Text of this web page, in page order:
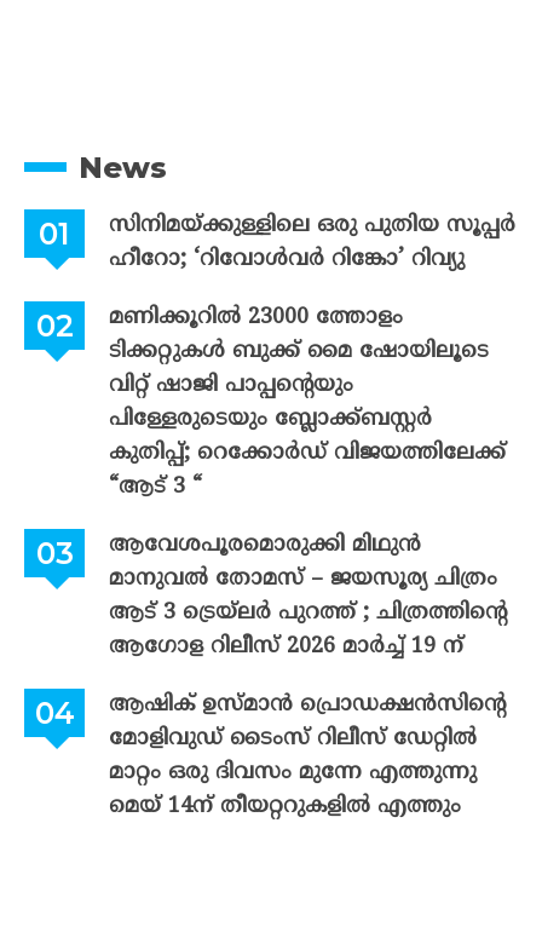
News
സിനിമയ്ക്കുള്ളിലെ ഒരു പുതിയ സൂപ്പർ
ഹീറോ; ‘റിവോൾവർ റിങ്കോ’ റിവ്യു
മണിക്കൂറിൽ 23000 ത്തോളം
ടിക്കറ്റുകൾ ബുക്ക് മൈ ഷോയിലൂടെ
വിറ്റ് ഷാജി പാപ്പന്റെയും
പിള്ളേരുടെയും ബ്ലോക്ക്ബസ്റ്റർ
കുതിപ്പ്; റെക്കോർഡ് വിജയത്തിലേക്ക്
“ആട് 3 “
ആവേശപൂരമൊരുക്കി മിഥുൻ
മാനുവൽ തോമസ് – ജയസൂര്യ ചിത്രം
ആട് 3 ട്രെയ്‌ലർ പുറത്ത് ; ചിത്രത്തിന്റെ
ആഗോള റിലീസ് 2026 മാർച്ച് 19 ന്
ആഷിക് ഉസ്മാൻ പ്രൊഡക്ഷൻസിന്റെ
മോളിവുഡ് ടൈംസ് റിലീസ് ഡേറ്റിൽ
മാറ്റം ഒരു ദിവസം മുന്നേ എത്തുന്നു
മെയ് 14ന് തീയറ്ററുകളിൽ എത്തും